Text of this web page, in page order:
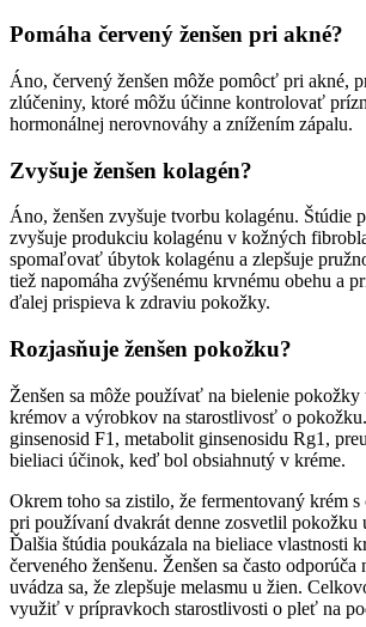
Pomáha červený ženšen pri akné?
Áno, červený ženšen môže pomôcť pri akné,
zlúčeniny, ktoré môžu účinne kontrolovať
hormonálnej nerovnováhy a znížením zápalu.
Zvyšuje ženšen kolagén?
Áno, ženšen zvyšuje tvorbu kolagénu. Štúdie
zvyšuje produkciu kolagénu v kožných
spomaľovať úbytok kolagénu a zlepšuje
tiež napomáha zvýšenému krvnému obehu a
ďalej prispieva k zdraviu pokožky.
Rozjasňuje ženšen pokožku?
Ženšen sa môže používať na bielenie pokožky
krémov a výrobkov na starostlivosť o
ginsenosid F1, metabolit ginsenosidu Rg1,
bieliaci účinok, keď bol obsiahnutý v kréme.
Okrem toho sa zistilo, že fermentovaný krém s
pri používaní dvakrát denne zosvetlil pokožku
Ďalšia štúdia poukázala na bieliace vlastnosti
červeného ženšenu. Ženšen sa často
uvádza sa, že zlepšuje melasmu u žien.
využiť v prípravkoch starostlivosti o pleť na